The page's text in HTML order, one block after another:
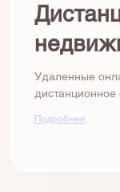
Удаленные
Подробнее